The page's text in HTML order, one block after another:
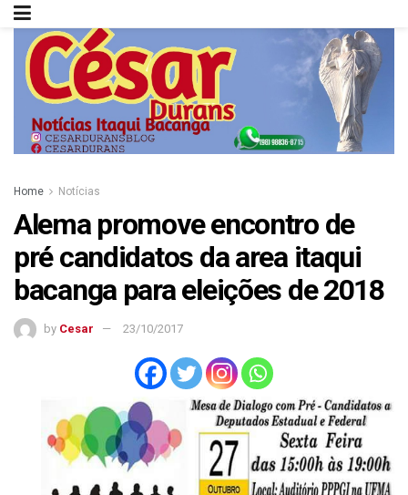
Home Notícias
Alema promove encontro de
pré candidatos da area itaqui
bacanga para eleições de 2018
by Cesar 23/10/2017